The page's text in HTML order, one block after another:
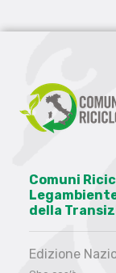
Comuni
della
Edizione